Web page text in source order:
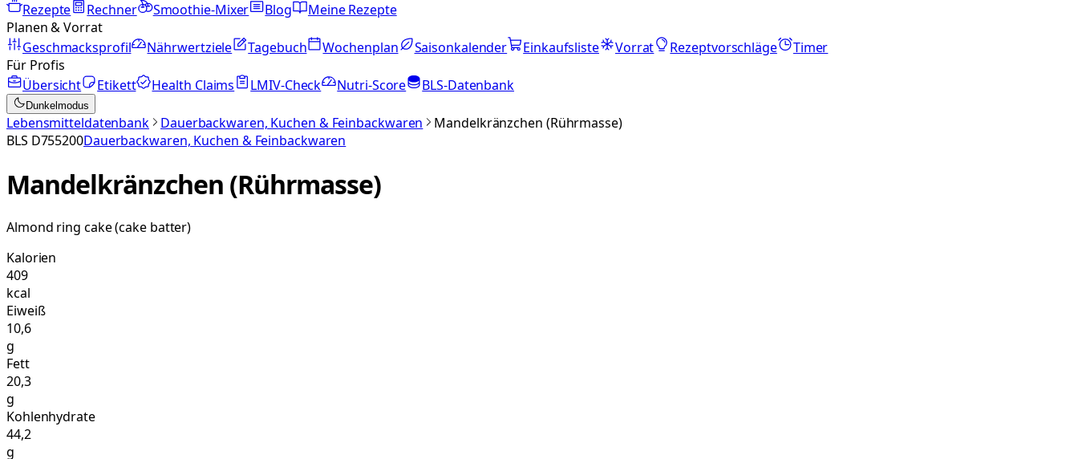
Rezepte
Rechner Smoothie-Mixer Blog
Meine Rezepte
Planen & Vorrat
Geschmacksprofil
Nährwertziele Tagebuch Wochenplan Saisonkalender Einkaufsliste Vorrat Rezeptvorschläge
Timer
Für Profis
Übersicht
Etikett Health Claims LMIV-Check Nutri-Score BLS-Datenbank
Dunkelmodus
Lebensmitteldatenbank Dauerbackwaren, Kuchen & Feinbackwaren
Mandelkränzchen (Rührmasse)
BLS D755200Dauerbackwaren, Kuchen & Feinbackwaren
Mandelkränzchen (Rührmasse)
Almond ring cake (cake batter)
Kalorien
409
kcal
Eiweiß
10,6
g
Fett
20,3
g
Kohlenhydrate
44,2
g